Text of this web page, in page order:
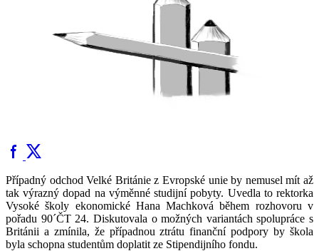
Případný odchod Velké Británie z Evropské unie by nemusel mít až
tak výrazný dopad na výměnné studijní pobyty. Uvedla to rektorka
Vysoké školy ekonomické Hana Machková během rozhovoru v
pořadu 90´ČT 24. Diskutovala o možných variantách spolupráce s
Británii a zmínila, že případnou ztrátu finanční podpory by škola
byla schopna studentům doplatit ze Stipendijního fondu.